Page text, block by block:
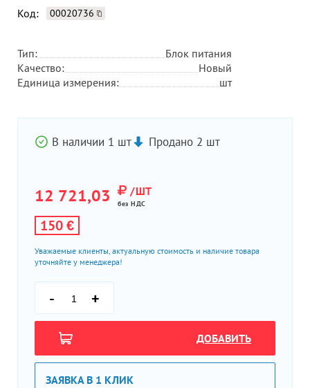
Код: 00020736
Тип:
Блок питания
Качество:
Новый
Единица измерения:
шт
В наличии 1 шт Продано 2 шт
12 721,03 /ШТ
без НДС
150 €
Уважаемые клиенты, актуальную стоимость и наличие товара
уточняйте у менеджера!
- +
ДОБАВИТЬ
ЗАЯВКА В 1 КЛИК